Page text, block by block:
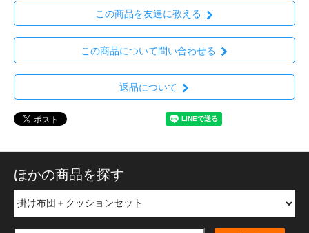
この商品を友達に教える
この商品について問い合わせる
返品について
ほかの商品を探す